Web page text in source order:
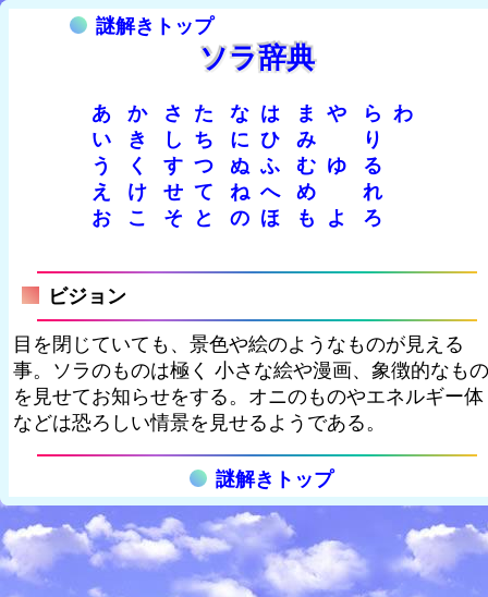
謎解きトップ
ソラ辞典
あ か さ た な は ま や ら わ
い
き し ち に ひ み
り
う
く す つ ぬ ふ む ゆ
る
え
け せ て ね へ め
れ
お
こ そ と の ほ も よ ろ
ビジョン
目を閉じていても、景色や絵のようなものが見える
事。ソラのものは極く 小さな絵や漫画、象徴的なもの
を見せてお知らせをする。オニのものやエネルギー体
などは恐ろしい情景を見せるようである。
謎解きトップ